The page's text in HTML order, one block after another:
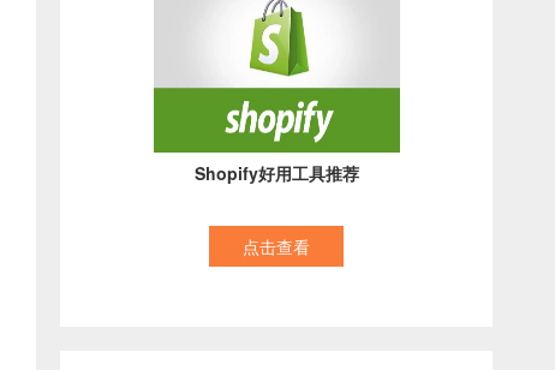
Shopify好用工具推荐
点击查看